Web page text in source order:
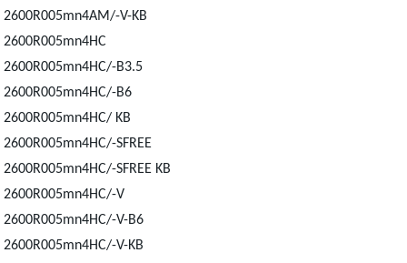
2600R005mn4AM/-V-KB
2600R005mn4HC
2600R005mn4HC/-B3.5
2600R005mn4HC/-B6
2600R005mn4HC/ KB
2600R005mn4HC/-SFREE
2600R005mn4HC/-SFREE KB
2600R005mn4HC/-V
2600R005mn4HC/-V-B6
2600R005mn4HC/-V-KB